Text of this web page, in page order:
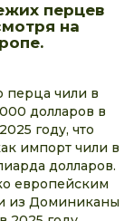
перцев
на
перца чили в
долларов в
году, что
импорт чили в
долларов.
европейским
из Доминиканы